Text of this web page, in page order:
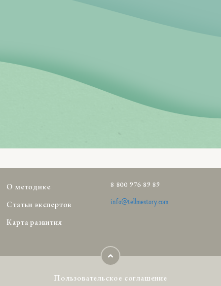
О методике
Статьи экспертов
Карта развития
8 800 976 89 89
info@tellmestory.com
Пользовательское соглашение